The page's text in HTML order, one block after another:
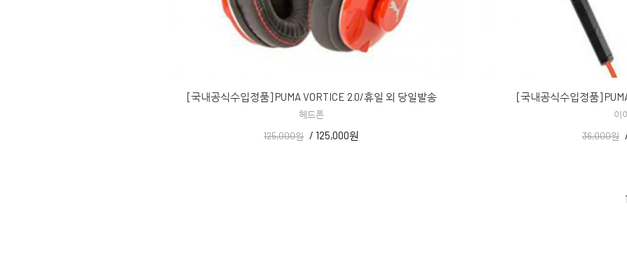
[국내공식수입정품] PUMA VORTICE 2.0/휴일 외 당일발송
헤드폰
125,000원 / 125,000원
[국내공식수입정품]
이
36,000원
1